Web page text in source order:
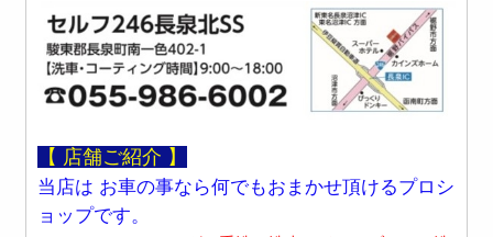
【 店舗ご紹介 】
当店は お車の事なら何でもおまかせ頂けるプロシ
ョップです。